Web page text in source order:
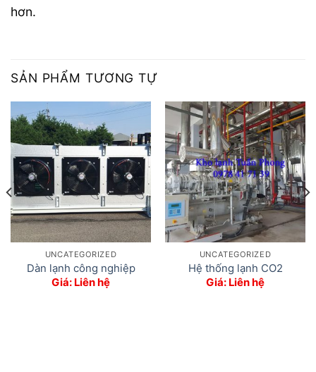
hơn.
SẢN PHẨM TƯƠNG TỰ
UNCATEGORIZED
Dàn lạnh công nghiệp
Giá: Liên hệ
UNCATEGORIZED
Hệ thống lạnh CO2
Giá: Liên hệ